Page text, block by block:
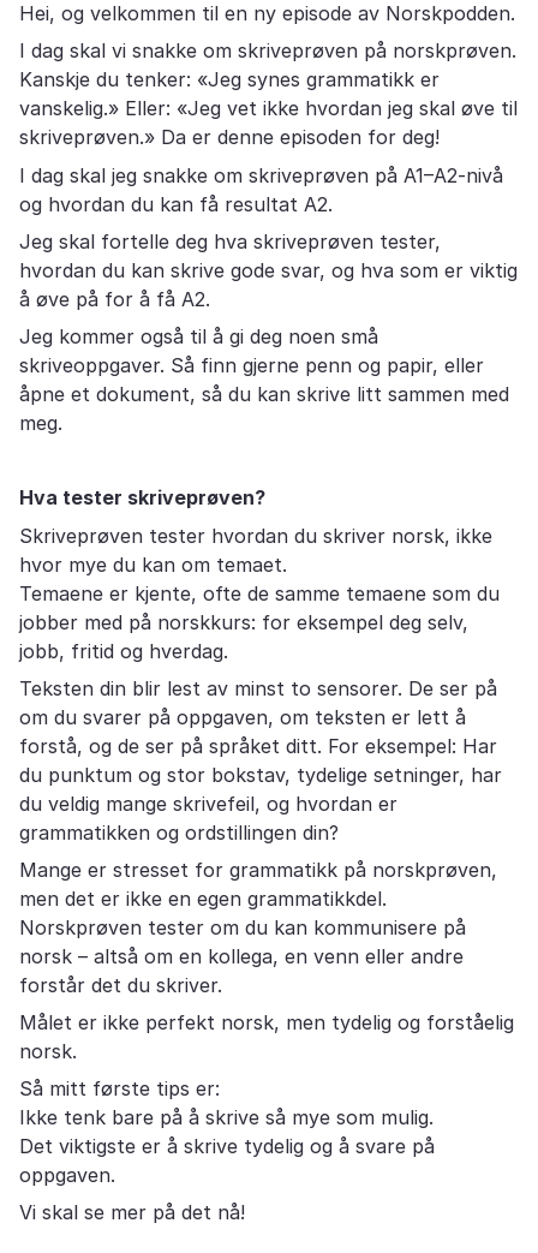
Hei, og velkommen til en ny episode av Norskpodden.
I dag skal vi snakke om skriveprøven på norskprøven.
Kanskje du tenker: «Jeg synes grammatikk er
vanskelig.» Eller: «Jeg vet ikke hvordan jeg skal øve til
skriveprøven.» Da er denne episoden for deg!
I dag skal jeg snakke om skriveprøven på A1–A2-nivå
og hvordan du kan få resultat A2.
Jeg skal fortelle deg hva skriveprøven tester,
hvordan du kan skrive gode svar, og hva som er viktig
å øve på for å få A2.
Jeg kommer også til å gi deg noen små
skriveoppgaver. Så finn gjerne penn og papir, eller
åpne et dokument, så du kan skrive litt sammen med
meg.
Hva tester skriveprøven?
Skriveprøven tester hvordan du skriver norsk, ikke
hvor mye du kan om temaet.
Temaene er kjente, ofte de samme temaene som du
jobber med på norskkurs: for eksempel deg selv,
jobb, fritid og hverdag.
Teksten din blir lest av minst to sensorer. De ser på
om du svarer på oppgaven, om teksten er lett å
forstå, og de ser på språket ditt. For eksempel: Har
du punktum og stor bokstav, tydelige setninger, har
du veldig mange skrivefeil, og hvordan er
grammatikken og ordstillingen din?
Mange er stresset for grammatikk på norskprøven,
men det er ikke en egen grammatikkdel.
Norskprøven tester om du kan kommunisere på
norsk – altså om en kollega, en venn eller andre
forstår det du skriver.
Målet er ikke perfekt norsk, men tydelig og forståelig
norsk.
Så mitt første tips er:
Ikke tenk bare på å skrive så mye som mulig.
Det viktigste er å skrive tydelig og å svare på
oppgaven.
Vi skal se mer på det nå!